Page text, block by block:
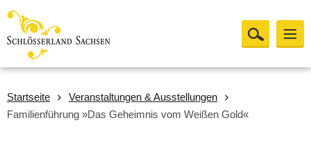
Startseite
Veranstaltungen & Ausstellungen
Familienführung »Das Geheimnis vom Weißen Gold«